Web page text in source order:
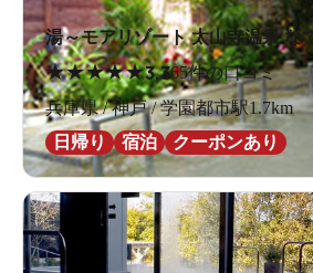
湯～モアリゾート 太山寺温泉 な
★★★★★3.365件の口コミ
兵庫県 / 神戸 / 学園都市駅1.7km
日帰り
宿泊 クーポンあり